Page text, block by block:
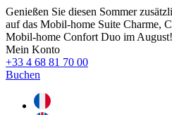
Genießen Sie diesen Sommer
auf das Mobil-home Suite Charme,
Mobil-home Confort Duo im
Mein Konto
+33 4 68 81 70 00
Buchen